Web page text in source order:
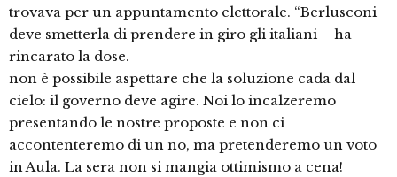
trovava per un appuntamento elettorale. “Berlusconi
deve smetterla di prendere in giro gli italiani – ha
rincarato la dose.
non è possibile aspettare che la soluzione cada dal
cielo: il governo deve agire. Noi lo incalzeremo
presentando le nostre proposte e non ci
accontenteremo di un no, ma pretenderemo un voto
in Aula. La sera non si mangia ottimismo a cena!